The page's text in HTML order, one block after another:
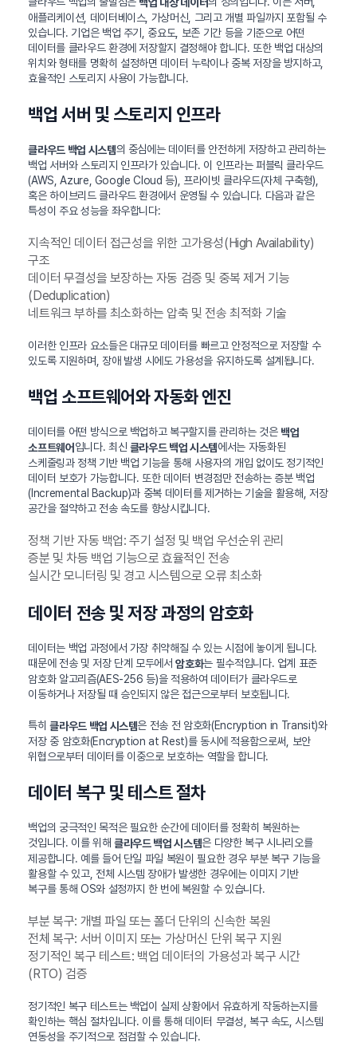
애플리케이션, 데이터베이스, 가상머신, 그리고 개별 파일까지 포함될 수
있습니다. 기업은 백업 주기, 중요도, 보존 기간 등을 기준으로 어떤
데이터를 클라우드 환경에 저장할지 결정해야 합니다. 또한 백업 대상의
위치와 형태를 명확히 설정하면 데이터 누락이나 중복 저장을 방지하고,
효율적인 스토리지 사용이 가능합니다.
백업 서버 및 스토리지 인프라
클라우드 백업 시스템의 중심에는 데이터를 안전하게 저장하고 관리하는
백업 서버와 스토리지 인프라가 있습니다. 이 인프라는 퍼블릭 클라우드
(AWS, Azure, Google Cloud 등), 프라이빗 클라우드(자체 구축형),
혹은 하이브리드 클라우드 환경에서 운영될 수 있습니다. 다음과 같은
특성이 주요 성능을 좌우합니다:
지속적인 데이터 접근성을 위한 고가용성(High Availability)
구조
데이터 무결성을 보장하는 자동 검증 및 중복 제거 기능
(Deduplication)
네트워크 부하를 최소화하는 압축 및 전송 최적화 기술
이러한 인프라 요소들은 대규모 데이터를 빠르고 안정적으로 저장할 수
있도록 지원하며, 장애 발생 시에도 가용성을 유지하도록 설계됩니다.
백업 소프트웨어와 자동화 엔진
데이터를 어떤 방식으로 백업하고 복구할지를 관리하는 것은 백업
소프트웨어 입니다. 최신 클라우드 백업 시스템에서는 자동화된
스케줄링과 정책 기반 백업 기능을 통해 사용자의 개입 없이도 정기적인
데이터 보호가 가능합니다. 또한 데이터 변경점만 전송하는 증분 백업
(Incremental Backup)과 중복 데이터를 제거하는 기술을 활용해, 저장
공간을 절약하고 전송 속도를 향상시킵니다.
정책 기반 자동 백업: 주기 설정 및 백업 우선순위 관리
증분 및 차등 백업 기능으로 효율적인 전송
실시간 모니터링 및 경고 시스템으로 오류 최소화
데이터 전송 및 저장 과정의 암호화
데이터는 백업 과정에서 가장 취약해질 수 있는 시점에 놓이게 됩니다.
때문에 전송 및 저장 단계 모두에서암호화는 필수적입니다. 업계 표준
암호화 알고리즘(AES-256 등)을 적용하여 데이터가 클라우드로
이동하거나 저장될 때 승인되지 않은 접근으로부터 보호됩니다.
특히클라우드 백업 시스템은 전송 전 암호화(Encryption in Transit)와
저장 중 암호화(Encryption at Rest)를 동시에 적용함으로써, 보안
위협으로부터 데이터를 이중으로 보호하는 역할을 합니다.
데이터 복구 및 테스트 절차
백업의 궁극적인 목적은 필요한 순간에 데이터를 정확히 복원하는
것입니다. 이를 위해클라우드 백업 시스템은 다양한 복구 시나리오를
제공합니다. 예를 들어 단일 파일 복원이 필요한 경우 부분 복구 기능을
활용할 수 있고, 전체 시스템 장애가 발생한 경우에는 이미지 기반
복구를 통해 OS와 설정까지 한 번에 복원할 수 있습니다.
부분 복구: 개별 파일 또는 폴더 단위의 신속한 복원
전체 복구: 서버 이미지 또는 가상머신 단위 복구 지원
정기적인 복구 테스트: 백업 데이터의 가용성과 복구 시간
(RTO) 검증
정기적인 복구 테스트는 백업이 실제 상황에서 유효하게 작동하는지를
확인하는 핵심 절차입니다. 이를 통해 데이터 무결성, 복구 속도, 시스템
연동성을 주기적으로 점검할 수 있습니다.